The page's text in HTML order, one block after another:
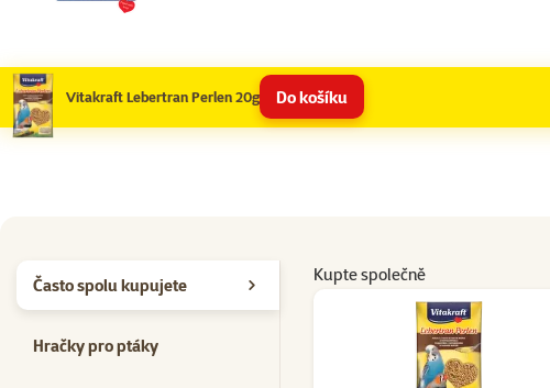
Vitakraft Lebertran Perlen 20g Do košíku
Často spolu kupujete
Hračky pro ptáky
Kupte společně